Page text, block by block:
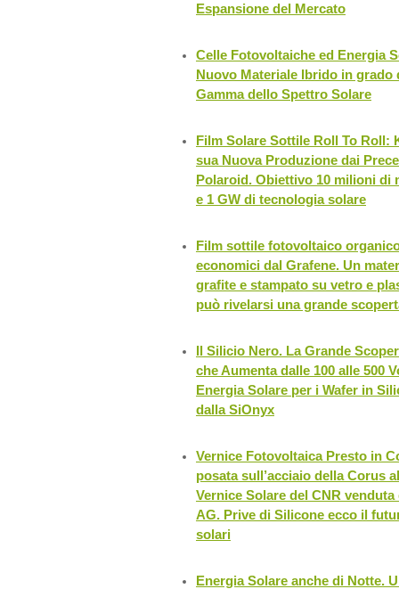
Espansione del Mercato
Celle Fotovoltaiche ed Energia
Nuovo Materiale Ibrido in grado
Gamma dello Spettro Solare
Film Solare Sottile Roll To Roll:
sua Nuova Produzione dai
Polaroid. Obiettivo 10 milioni di
e 1 GW di tecnologia solare
Film sottile fotovoltaico
economici dal Grafene. Un
grafite e stampato su vetro e
può rivelarsi una grande
Il Silicio Nero. La Grande
che Aumenta dalle 100 alle 500
Energia Solare per i Wafer in
dalla SiOnyx
Vernice Fotovoltaica Presto in
posata sull’acciaio della Corus
Vernice Solare del CNR
AG. Prive di Silicone ecco il
solari
Energia Solare anche di Notte.